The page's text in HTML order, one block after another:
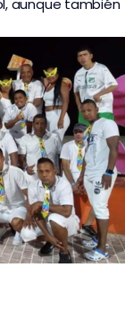
aunque también